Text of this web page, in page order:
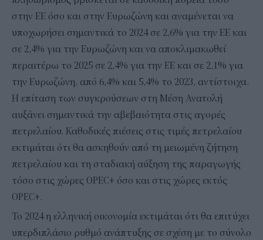
στην ΕΕ όσο και στην Ευρωζώνη και αναμένεται να
υποχωρήσει σημαντικά το 2024 σε 2,6% για την ΕΕ και
σε 2,4% για την Ευρωζώνη και να αποκλιμακωθεί
περαιτέρω το 2025 σε 2,4% για την ΕΕ και σε 2,1% για
την Ευρωζώνη, από 6,4% και 5,4% το 2023, αντίστοιχα.
Η επίταση των συγκρούσεων στη Μέση Ανατολή
αυξάνει σημαντικά την αβεβαιότητα στις αγορές
πετρελαίου. Καθοδικές πιέσεις στις τιμές πετρελαίου
εκτιμάται ότι θα ασκηθούν από τη μειωμένη ζήτηση
πετρελαίου και τη σταδιακή αύξηση της παραγωγής
τόσο στις χώρες OPEC+ όσο και στις χώρες εκτός
OPEC+.
Το 2024 η ελληνική οικονομία εκτιμάται ότι θα επιτύχει
υπερδιπλάσιο ρυθμό ανάπτυξης σε σχέση με το σύνολο